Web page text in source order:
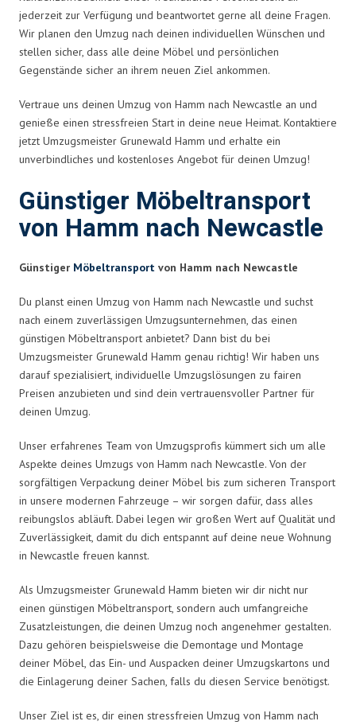
jederzeit zur Verfügung und beantwortet gerne all deine Fragen.
Wir planen den Umzug nach deinen individuellen Wünschen und
stellen sicher, dass alle deine Möbel und persönlichen
Gegenstände sicher an ihrem neuen Ziel ankommen.
Vertraue uns deinen Umzug von Hamm nach Newcastle an und
genieße einen stressfreien Start in deine neue Heimat. Kontaktiere
jetzt Umzugsmeister Grunewald Hamm und erhalte ein
unverbindliches und kostenloses Angebot für deinen Umzug!
Günstiger Möbeltransport
von Hamm nach Newcastle
Günstiger Möbeltransport von Hamm nach Newcastle
Du planst einen Umzug von Hamm nach Newcastle und suchst
nach einem zuverlässigen Umzugsunternehmen, das einen
günstigen Möbeltransport anbietet? Dann bist du bei
Umzugsmeister Grunewald Hamm genau richtig! Wir haben uns
darauf spezialisiert, individuelle Umzugslösungen zu fairen
Preisen anzubieten und sind dein vertrauensvoller Partner für
deinen Umzug.
Unser erfahrenes Team von Umzugsprofis kümmert sich um alle
Aspekte deines Umzugs von Hamm nach Newcastle. Von der
sorgfältigen Verpackung deiner Möbel bis zum sicheren Transport
in unsere modernen Fahrzeuge – wir sorgen dafür, dass alles
reibungslos abläuft. Dabei legen wir großen Wert auf Qualität und
Zuverlässigkeit, damit du dich entspannt auf deine neue Wohnung
in Newcastle freuen kannst.
Als Umzugsmeister Grunewald Hamm bieten wir dir nicht nur
einen günstigen Möbeltransport, sondern auch umfangreiche
Zusatzleistungen, die deinen Umzug noch angenehmer gestalten.
Dazu gehören beispielsweise die Demontage und Montage
deiner Möbel, das Ein- und Auspacken deiner Umzugskartons und
die Einlagerung deiner Sachen, falls du diesen Service benötigst.
Unser Ziel ist es, dir einen stressfreien Umzug von Hamm nach